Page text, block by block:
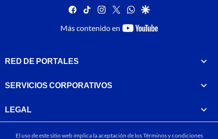
facebook
tiktok instagram
twitterwhatsapp
google
Más contenido en
youtube-
RED DE PORTALES
SERVICIOS CORPORATIVOS
LEGAL
El uso de este sitio web implica la aceptación de losTérminos y condiciones